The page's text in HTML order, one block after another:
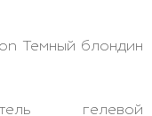
Темный блондин
гелевой